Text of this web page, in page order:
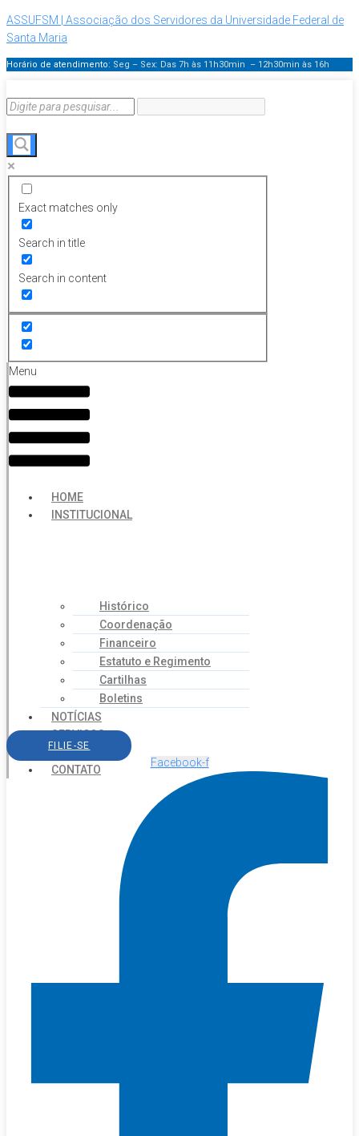
ASSUFSM | Associação dos Servidores da Universidade Federal de
Santa Maria
Horário de atendimento: Seg – Sex: Das 7h às 11h30min – 12h30min às 16h
Exact matches only
Search in title
Search in content
Menu
HOME
INSTITUCIONAL
Histórico
Coordenação
Financeiro
Estatuto e Regimento
Cartilhas
Boletins
NOTÍCIAS
SERVIÇOS
AGENDA
CONTATO
FILIE-SE
Facebook-f